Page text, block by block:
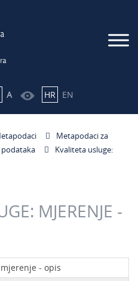
A HR EN
Metapodaci za
Kvaliteta usluge:
MJERENJE -
- opis